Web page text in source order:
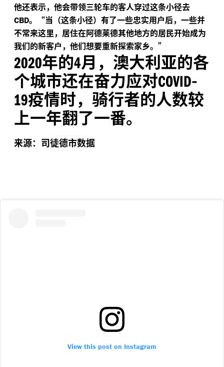
他还表示，他会带领三轮车的客人穿过这条小径去
CBD。“当（这条小径）有了一些忠实用户后，一些并
不常来这里，居住在阿德莱德其他地方的居民开始成为
我们的新客户，他们想要重新探索家乡。”
2020年的4月，澳大利亚的各
个城市还在奋力应对COVID-
19疫情时，骑行者的人数较
上一年翻了一番。
来源：司徒德市数据
View this post on Instagram